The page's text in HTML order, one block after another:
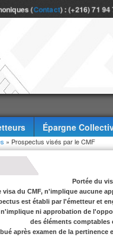
(Contact) : (+216) 71
Épargne
» Prospectus visés par le CMF
Portée du
visa du CMF, n'implique aucune
est établi par l'émetteur et
n'implique ni approbation de
des éléments comptables
après examen de la